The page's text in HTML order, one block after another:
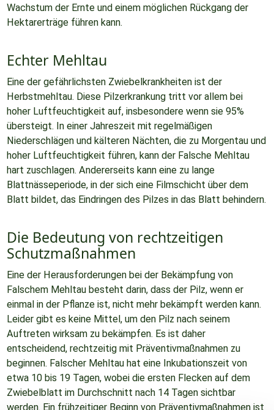
Wachstum der Ernte und einem möglichen Rückgang der
Hektarerträge führen kann.
Echter Mehltau
Eine der gefährlichsten Zwiebelkrankheiten ist der
Herbstmehltau. Diese Pilzerkrankung tritt vor allem bei
hoher Luftfeuchtigkeit auf, insbesondere wenn sie 95%
übersteigt. In einer Jahreszeit mit regelmäßigen
Niederschlägen und kälteren Nächten, die zu Morgentau und
hoher Luftfeuchtigkeit führen, kann der Falsche Mehltau
hart zuschlagen. Andererseits kann eine zu lange
Blattnässeperiode, in der sich eine Filmschicht über dem
Blatt bildet, das Eindringen des Pilzes in das Blatt behindern.
Die Bedeutung von rechtzeitigen
Schutzmaßnahmen
Eine der Herausforderungen bei der Bekämpfung von
Falschem Mehltau besteht darin, dass der Pilz, wenn er
einmal in der Pflanze ist, nicht mehr bekämpft werden kann.
Leider gibt es keine Mittel, um den Pilz nach seinem
Auftreten wirksam zu bekämpfen. Es ist daher
entscheidend, rechtzeitig mit Präventivmaßnahmen zu
beginnen. Falscher Mehltau hat eine Inkubationszeit von
etwa 10 bis 19 Tagen, wobei die ersten Flecken auf dem
Zwiebelblatt im Durchschnitt nach 14 Tagen sichtbar
werden. Ein frühzeitiger Beginn von Präventivmaßnahmen ist